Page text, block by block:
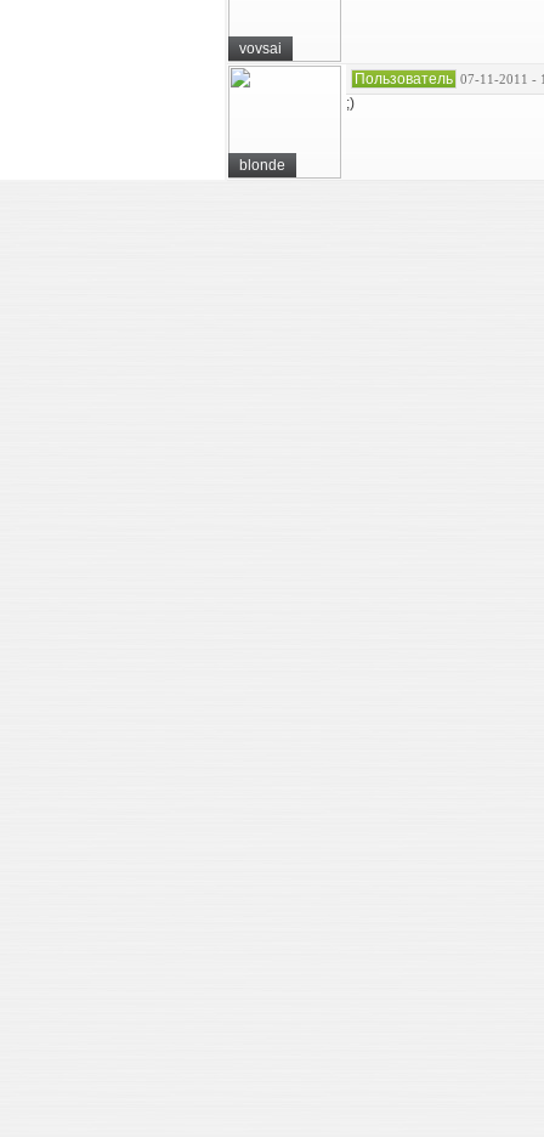
vovsai
blonde
Пользователь 07-11-2011 -
;)